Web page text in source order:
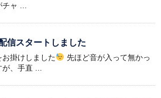
ャ ...
信スタートしました
お掛けしました
先ほど音が入って無かっ
、手直 ...